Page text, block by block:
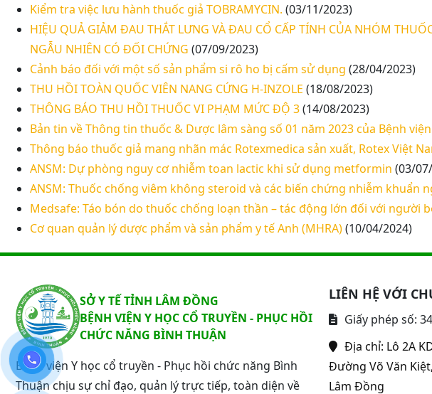
Kiểm tra việc lưu hành thuốc giả TOBRAMYCIN. (03/11/2023)
HIỆU QUẢ GIẢM ĐAU THẮT LƯNG VÀ ĐAU CỔ CẤP TÍNH CỦA NHÓM
NGẪU NHIÊN CÓ ĐỐI CHỨNG (07/09/2023)
Cảnh báo đối với một số sản phẩm si rô ho bị cấm sử dụng (28/04/2023)
THU HỒI TOÀN QUỐC VIÊN NANG CỨNG H-INZOLE (18/08/2023)
THÔNG BÁO THU HỒI THUỐC VI PHẠM MỨC ĐỘ 3(14/08/2023)
Bản tin về Thông tin thuốc & Dược lâm sàng số 01 năm 2023 của Bệnh
Thông báo thuốc giả mang nhãn mác Rotexmedica sản xuất, Rotex Việt
ANSM: Dự phòng nguy cơ nhiễm toan lactic khi sử dụng metformin (03/
ANSM: Thuốc chống viêm không steroid và các biến chứng nhiễm khuẩn
Medsafe: Táo bón do thuốc chống loạn thần – tác động lớn đối với người
Cơ quan quản lý dược phẩm và sản phẩm y tế Anh (MHRA)(10/04/2024)
SỞ Y TẾ TỈNH LÂM ĐỒNG
BỆNH VIỆN Y HỌC CỔ TRUYỀN - PHỤC HỒI
CHỨC NĂNG BÌNH THUẬN
Bệnh viện Y học cổ truyền - Phục hồi chức năng Bình
Thuận chịu sự chỉ đạo, quản lý trực tiếp, toàn diện về
LIÊN HỆ VỚI
Giấy phép số:
Địa chỉ: Lô 2A
Đường Võ Văn
Lâm Đồng